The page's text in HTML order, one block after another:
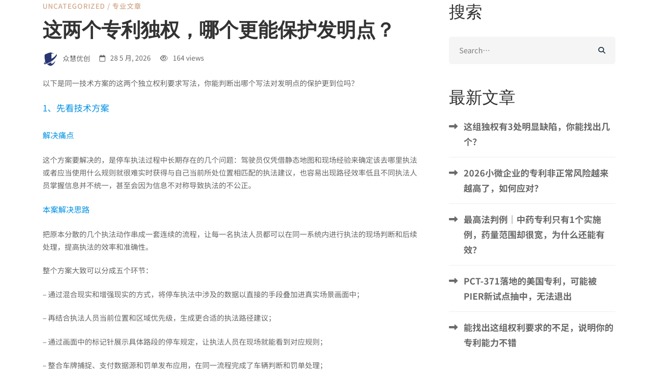
这
两
个
专
利
独
权，
哪
个
更
能
UNCATEGORIZED / 专业文章
这两个专利独权，哪个更能保护发明点？
众慧优创 28 5 月, 2026 164 views
以下是同一技术方案的这两个独立权利要求写法，你能判断出哪个写法对发明点的保护更到位吗？
1、先看技术方案
解决痛点
这个方案要解决的，是停车执法过程中长期存在的几个问题：驾驶员仅凭借静态地图和现场经验来确定该去哪里执法
或者应当使用什么规则就很难实时获得与自己当前所处位置相匹配的执法建议，也容易出现路径效率低且不同执法人
员掌握信息并不统一，甚至会因为信息不对称导致执法的不公正。
本案解决思路
把原本分散的几个执法动作串成一套连续的流程，让每一名执法人员都可以在同一系统内进行执法的现场判断和后续
处理，提高执法的效率和准确性。
整个方案大致可以分成五个环节：
– 通过混合现实和增强现实的方式，将停车执法中涉及的数据以直接的手段叠加进真实场景画面中；
– 再结合执法人员当前位置和区域优先级，生成更合适的执法路径建议；
– 通过画面中的标记针展示具体路段的停车规定，让执法人员在现场就能看到对应规则；
– 整合车牌捕捉、支付数据源和罚单发布应用，在同一流程完成了车辆判断和罚单处理；
搜索
for:
最新文章
这组独权有3处明显缺陷，你能找出几
个？
2026小微企业的专利非正常风险越来
越高了，如何应对？
最高法判例｜中药专利只有1个实施
例，药量范围却很宽，为什么还能有
效？
PCT-371落地的美国专利，可能被
PIER新试点抽中，无法退出
能找出这组权利要求的不足，说明你的
专利能力不错